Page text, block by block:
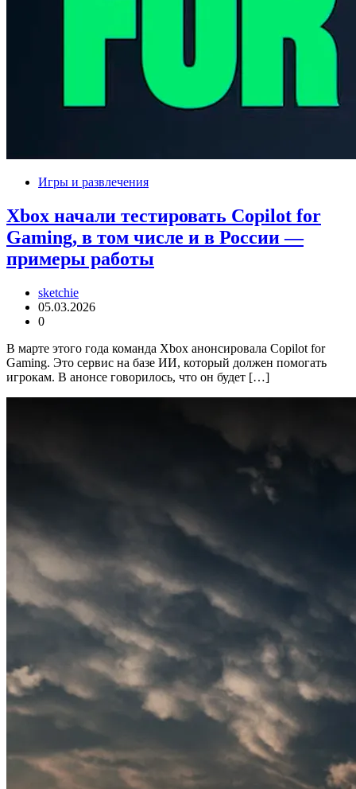
Игры и развлечения
Xbox начали тестировать Copilot for
Gaming, в том числе и в России —
примеры работы
sketchie
05.03.2026
0
В марте этого года команда Xbox анонсировала Copilot for
Gaming. Это сервис на базе ИИ, который должен помогать
игрокам. В анонсе говорилось, что он будет […]